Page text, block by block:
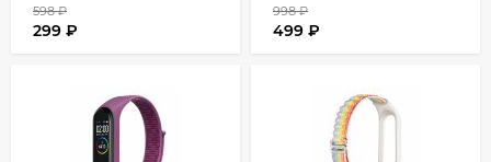
598₽
299 ₽
998₽
499 ₽